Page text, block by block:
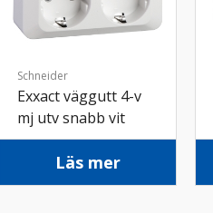
Schneider
Exxact väggutt 4-v
mj utv snabb vit
Läs mer